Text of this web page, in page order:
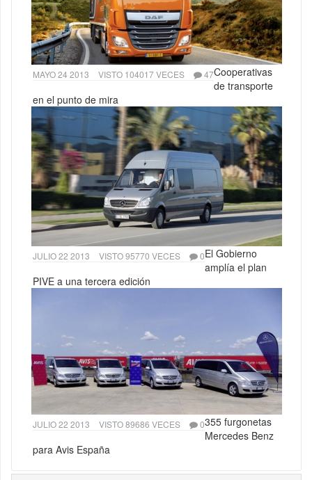
MAYO 24 2013 VISTO 104017 VECES 47Cooperativas
de transporte
en el punto de mira
JULIO 22 2013 VISTO 95770 VECES 0El Gobierno
amplía el plan
PIVE a una tercera edición
JULIO 22 2013 VISTO 89686 VECES 0355 furgonetas
Mercedes Benz
para Avis España